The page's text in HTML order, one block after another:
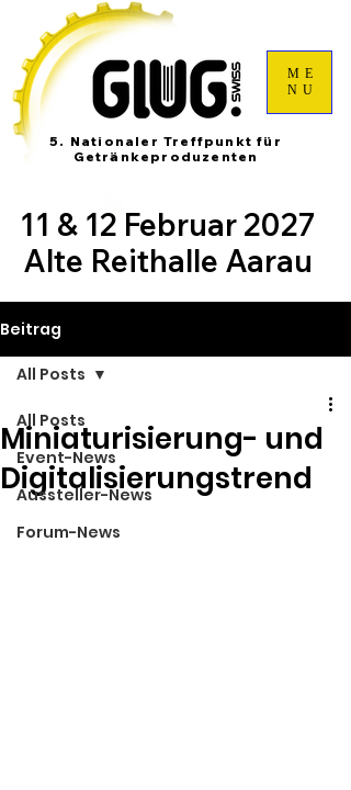
ME
NU
11 & 12 Februar 2027
Alte Reithalle Aarau
5. Nationaler Treffpunkt für
Getränkeproduzenten
Beitrag
All Posts
Event-News
Aussteller-News
Forum-News
All Posts
Miniaturisierung- und
Digitalisierungstrend